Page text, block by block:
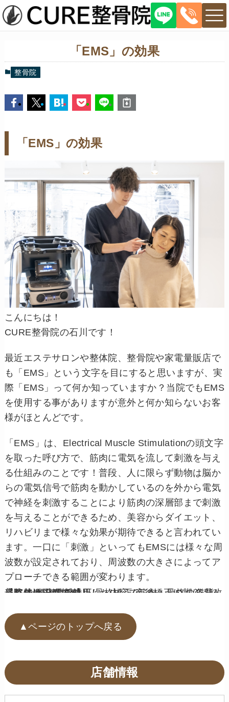
「EMS」の効果
整骨院
「EMS」の効果
こんにちは！
CURE整骨院の石川です！
最近エステサロンや整体院、整骨院や家電量販店で
も「EMS」という文字を目にすると思いますが、実
際「EMS」って何か知っていますか？ 当院でもEMS
を使用する事がありますが意外と何か知らないお客
様がほとんどです。
「EMS」は、Electrical Muscle Stimulationの頭文字
を取った呼び方で、筋肉に電気を流して刺激を与え
る仕組みのことです！普段、人に限らず動物は脳か
らの電気信号で筋肉を動かしているのを外から電気
で神経を刺激することにより筋肉の深層部まで刺激
を与えることができるため、美容からダイエット、
リハビリまで様々な効果が期待できると言われてい
ます。一口に「刺激」といってもEMSには様々な周
波数が設定されており、周波数の大きさによってア
プローチできる範囲が変わります。
当院ではEMSを使用した内容で筋肉＋骨格の姿勢改善整体も人気です！
【姿勢矯正/骨盤矯正/骨格矯正/産後矯正/O脚/猫背/肩こり/腰痛/膝痛】
▲ページのトップへ戻る
店舗情報